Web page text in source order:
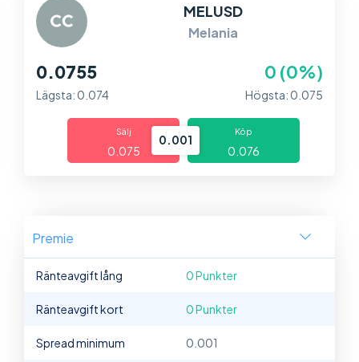
Information MELUSD
Melania
0.0755 0 (0%)
Lägsta: 0.074 Högsta: 0.075
Sälj
0.075
0.001
Köp
0.076
Premie
Ränteavgift lång 0 Punkter
Ränteavgift kort 0 Punkter
Spread minimum 0.001